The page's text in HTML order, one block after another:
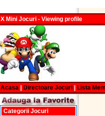
X Mini Jocuri - Viewing profile
Acasa Directoare Jocuri Lista
Categorii Jocuri